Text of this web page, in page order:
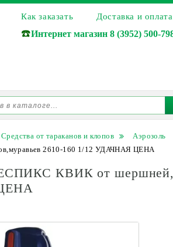
Как заказать Доставка и оплата
☎️Интернет магазин 8 (3952) 500-
Средства от тараканов и клопов
Аэрозоль
2610-160 1/12 УДАЧНАЯ ЦЕНА
КВИК от